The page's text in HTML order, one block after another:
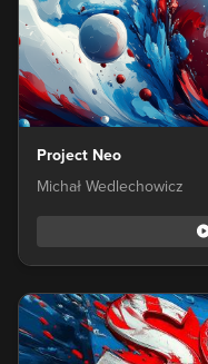
Project Neo
Michał Wedlechowicz